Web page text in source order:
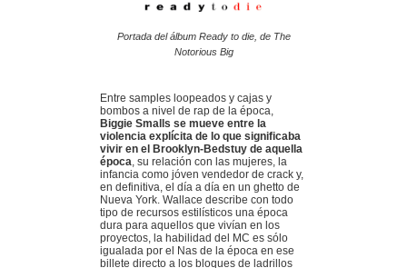
Portada del álbum Ready to die, de The
Notorious Big
Entre samples loopeados y cajas y
bombos a nivel de rap de la época,
Biggie Smalls se mueve entre la
violencia explícita de lo que significaba
vivir en el Brooklyn-Bedstuy de aquella
época , su relación con las mujeres, la
infancia como jóven vendedor de crack y,
en definitiva, el día a día en un ghetto de
Nueva York. Wallace describe con todo
tipo de recursos estilísticos una época
dura para aquellos que vivían en los
proyectos, la habilidad del MC es sólo
igualada por el Nas de la época en ese
billete directo a los bloques de ladrillos